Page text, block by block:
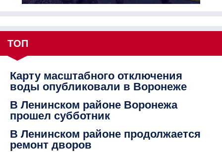
ТОП
Карту масштабного отключения
воды опубликовали в Воронеже
В Ленинском районе Воронежа
прошел субботник
В Ленинском районе продолжается
ремонт дворов